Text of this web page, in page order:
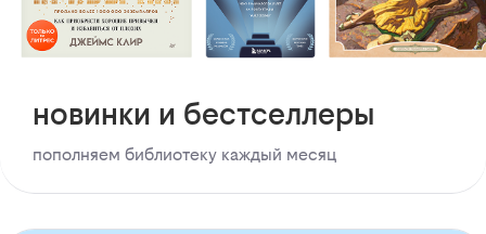
новинки и бестселлеры
пополняем библиотеку каждый месяц